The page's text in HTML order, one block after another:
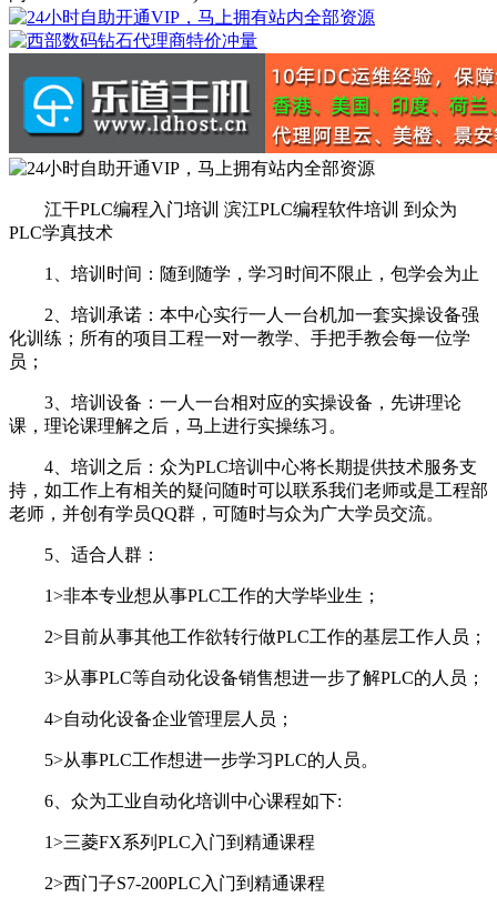
江干PLC编程入门培训 滨江PLC编程软件培训 到众为
PLC学真技术
1、培训时间：随到随学，学习时间不限止，包学会为止
2、培训承诺：本中心实行一人一台机加一套实操设备强
化训练；所有的项目工程一对一教学、手把手教会每一位学
员；
3、培训设备：一人一台相对应的实操设备，先讲理论
课，理论课理解之后，马上进行实操练习。
4、培训之后：众为PLC培训中心将长期提供技术服务支
持，如工作上有相关的疑问随时可以联系我们老师或是工程部
老师，并创有学员QQ群，可随时与众为广大学员交流。
5、适合人群：
1>非本专业想从事PLC工作的大学毕业生；
2>目前从事其他工作欲转行做PLC工作的基层工作人员；
3>从事PLC等自动化设备销售想进一步了解PLC的人员；
4>自动化设备企业管理层人员；
5>从事PLC工作想进一步学习PLC的人员。
6、众为工业自动化培训中心课程如下:
1>三菱FX系列PLC入门到精通课程
2>西门子S7-200PLC入门到精通课程